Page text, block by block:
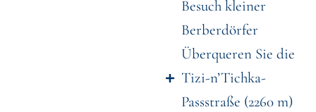
Besuch kleiner
Berberdörfer
Überqueren Sie die
Tizi-n’Tichka-
Passstraße (2260 m)